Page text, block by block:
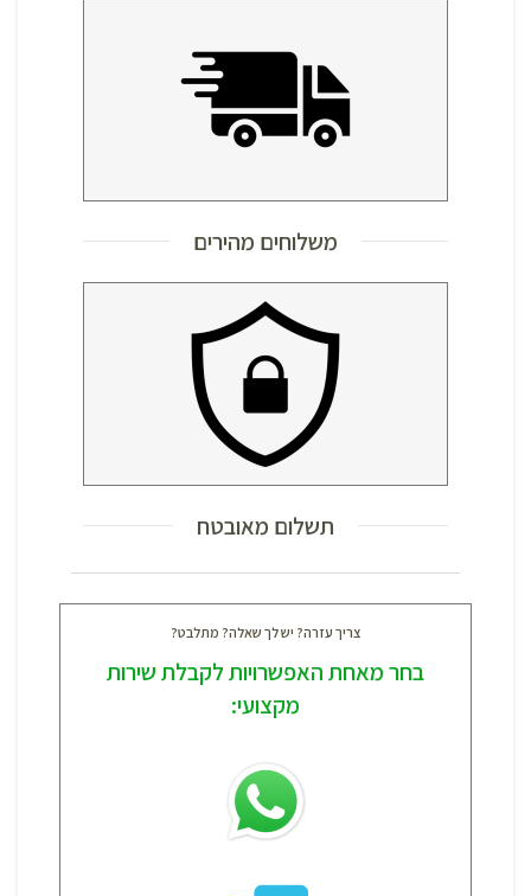
משלוחים מהירים
תשלום מאובטח
צריך עזרה? יש לך שאלה? מתלבט?
בחר מאחת האפשרויות לקבלת שירות
מקצועי: